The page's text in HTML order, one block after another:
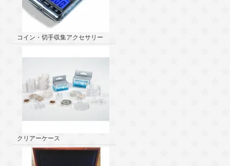
コイン・切手収集アクセサリー
クリアーケース